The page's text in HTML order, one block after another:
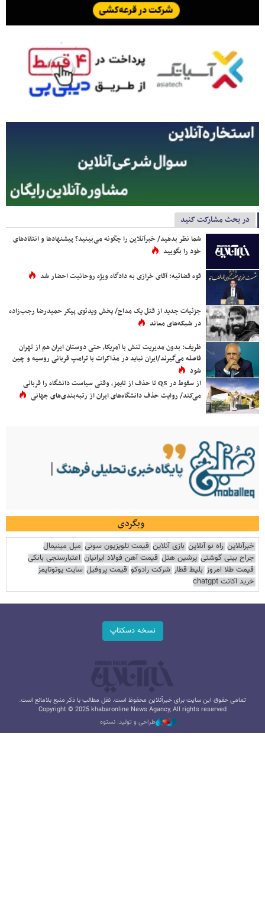
در بحث مشارکت کنید
شما نظر بدهید/ خبرآنلاین را چگونه می‌بینید؟ پیشنهادها و انتقادهای
خود را بگویید
قوه قضائیه: آقای خرازی به دادگاه ویژه روحانیت احضار شد
جزئیات جدید از قتل یک مداح/ پخش ویدئوی پیکر حمیدرضا رجب‌زاده
در شبکه‌های معاند
ظریف: بدون مدیریت تنش با آمریکا، حتی دوستان ایران هم از تهران
فاصله می‌گیرند/ایران نباید در مذاکرات با ترامپ قربانی روسیه و چین
شود
از سقوط در QS تا حذف از تایمز، وقتی سیاست دانشگاه را قربانی
می‌کند/ روایت حذف دانشگاه‌های ایران از رتبه‌بندی‌های جهانی
وبگردی
خبرآنلاین راه نو آنلاین بازی آنلاین قیمت تلویزیون سونی مبل مینیمال
جراح بینی گوشتی پرشین هتل قیمت آهن فولاد ایرانیان اعتبارسنجی بانکی
قیمت طلا امروز بلیط قطار شرکت رادوکو قیمت پروفیل سایت یوتوتایمز
خرید اکانت chatgpt
نسخه دسکتاپ
تمامی حقوق این سایت برای خبرآنلاین محفوظ است. نقل مطالب با ذکر منبع بلامانع است.
Copyright © 2025 khabaronline News Agancy, All rights reserved
طراحی و تولید: نستوه